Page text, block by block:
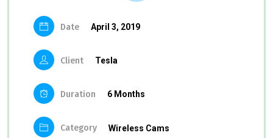
Date April 3, 2019
Client Tesla
Duration 6 Months
Category Wireless Cams